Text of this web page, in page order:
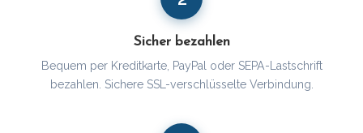
Sicher bezahlen
Bequem per Kreditkarte, PayPal oder SEPA-Lastschrift
bezahlen. Sichere SSL-verschlüsselte Verbindung.